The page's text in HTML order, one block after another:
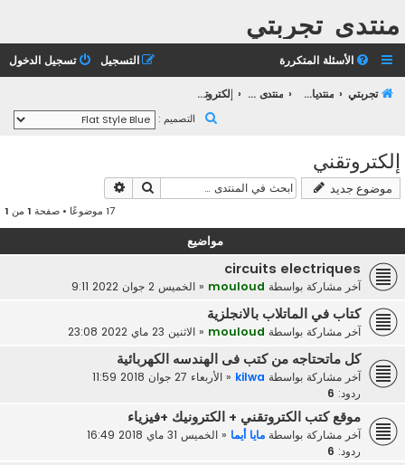
منتدى تجربتي
الأسئلة المتكررة تسجيل الدخول التسجيل
تجربتي منتديات التعليم الثانوي منتدى التعليم الجامعي إلكتروتقني
التصميم :
إلكتروتقني
موضوع جديد بحث
17 موضوعًا • صفحة 1 من 1
مواضيع
circuits electriques
آخر مشاركة بواسطة mouloud
« الخميس 2 جوان 2022 9:11
كتاب في الماتلاب بالانجلزية
آخر مشاركة بواسطة mouloud
« الاثنين 23 ماي 2022 23:08
كل ماتحتاجه من كتب فى الهندسه الكهربائية
آخر مشاركة بواسطة kilwa
« الأربعاء 27 جوان 2018 11:59
ردود: 6
موقع كتب الكتروتقني + الكترونيك +فيزياء
آخر مشاركة بواسطة مايا أيما « الخميس 31 ماي 2018 16:49
ردود: 6